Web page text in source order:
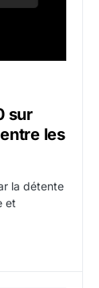
sur
les
la détente
et